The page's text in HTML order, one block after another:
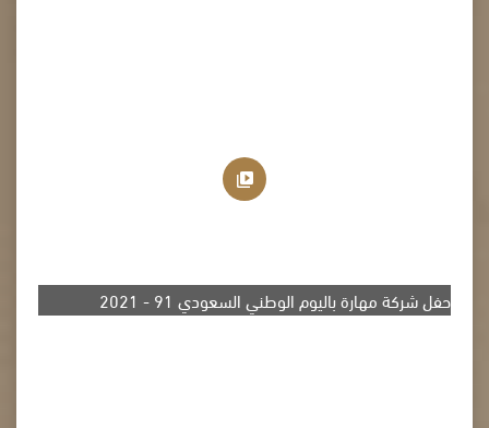
حفل شركة مهارة باليوم الوطني السعودي 91 - 2021